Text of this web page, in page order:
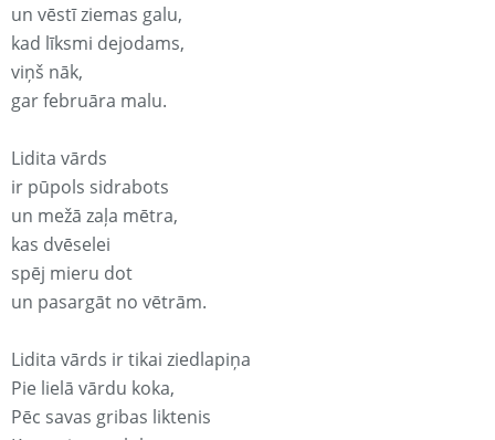
un vēstī ziemas galu,
kad līksmi dejodams,
viņš nāk,
gar februāra malu.
Lidita vārds
ir pūpols sidrabots
un mežā zaļa mētra,
kas dvēselei
spēj mieru dot
un pasargāt no vētrām.
Lidita vārds ir tikai ziedlapiņa
Pie lielā vārdu koka,
Pēc savas gribas liktenis